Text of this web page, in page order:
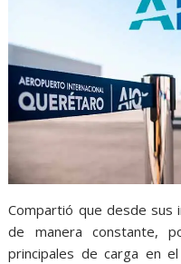
Compartió que desde sus
de manera constante,
principales de carga en